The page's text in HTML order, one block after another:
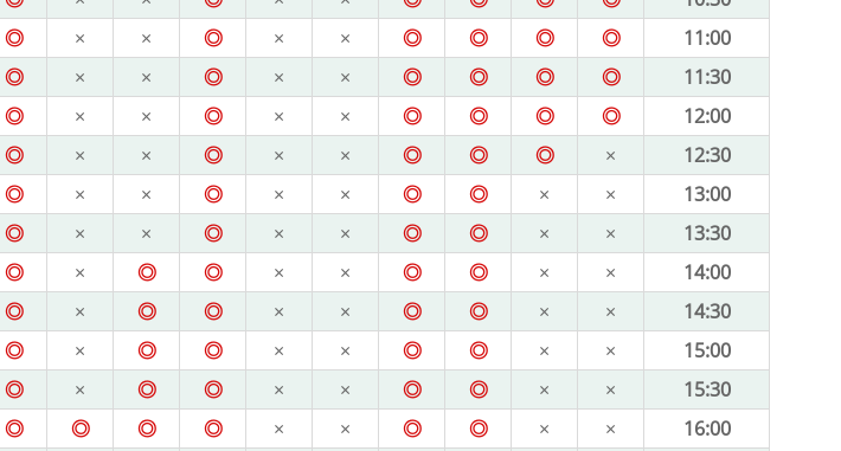
◎ × × ◎ × × ◎ ◎ ◎ ◎
11:00
◎ × × ◎ × × ◎ ◎ ◎ ◎
11:30
◎ × × ◎ × × ◎ ◎ ◎ ◎
12:00
◎ × × ◎ × × ◎ ◎ ◎ ×
12:30
◎ × × ◎ × × ◎ ◎ × ×
13:00
◎ × × ◎ × × ◎ ◎ × ×
13:30
◎ × ◎ ◎ × × ◎ ◎ × ×
14:00
◎ × ◎ ◎ × × ◎ ◎ × ×
14:30
◎ × ◎ ◎ × × ◎ ◎ × ×
15:00
◎ × ◎ ◎ × × ◎ ◎ × ×
15:30
◎ ◎ ◎ ◎ × × ◎ ◎ × ×
16:00